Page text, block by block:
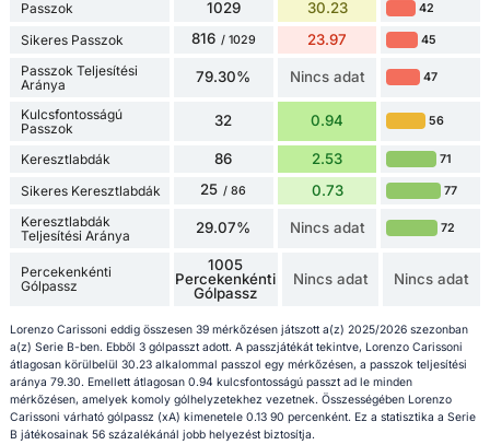
Passzok 1029 30.23 42
Sikeres Passzok 816 / 1029 23.97 45
Passzok Teljesítési
Aránya
79.30% Nincs adat 47
Kulcsfontosságú
Passzok
32 0.94 56
Keresztlabdák 86 2.53 71
Sikeres Keresztlabdák 25 / 86 0.73 77
Keresztlabdák
Teljesítési Aránya
29.07% Nincs adat 72
Percekenkénti
Gólpassz
1005
Percekenkénti
Gólpassz
Nincs adat Nincs adat
Lorenzo Carissoni eddig összesen 39 mérkőzésen játszott a(z) 2025/2026 szezonban
a(z) Serie B-ben. Ebből 3 gólpasszt adott. A passzjátékát tekintve, Lorenzo Carissoni
átlagosan körülbelül 30.23 alkalommal passzol egy mérkőzésen, a passzok teljesítési
aránya 79.30. Emellett átlagosan 0.94 kulcsfontosságú passzt ad le minden
mérkőzésen, amelyek komoly gólhelyzetekhez vezetnek. Összességében Lorenzo
Carissoni várható gólpassz (xA) kimenetele 0.13 90 percenként. Ez a statisztika a Serie
B játékosainak 56 százalékánál jobb helyezést biztosítja.